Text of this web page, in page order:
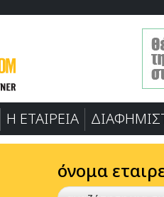
Η ΕΤΑΙΡΕΙΑ
όνομα